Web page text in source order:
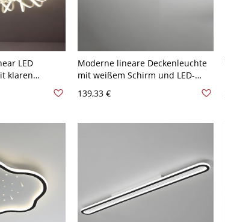
LED
klaren
Moderne lineare Deckenleuchte
mit weißem Schirm und LED-
Schwarz 110V-120V
139,33 €